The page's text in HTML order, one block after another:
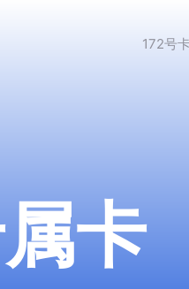
172号
卡